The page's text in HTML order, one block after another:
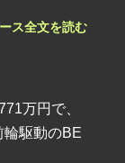
ス全文を読む
万円で、
駆動のBE